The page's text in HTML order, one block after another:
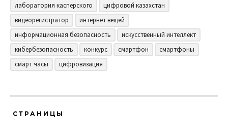
лаборатория касперского
цифровой казахстан
видеорегистратор
интернет вещей
информационная безопасность
искусственный интеллект
кибербезопасность
конкурс смартфон
смартфоны
смарт часы
цифровизация
СТРАНИЦЫ